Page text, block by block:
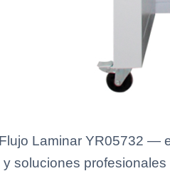
Laminar YR05732 —
soluciones